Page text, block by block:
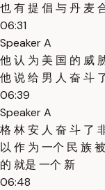
也 有 提 倡 与 丹 麦
06:31
Speaker A
他 认 为 美 国 的 威
他 说 给 男 人 奋 斗
06:39
Speaker A
格 林 安 人 奋 斗 了
以 作 为 一个 民 族
的 就是 一个 新
06:48